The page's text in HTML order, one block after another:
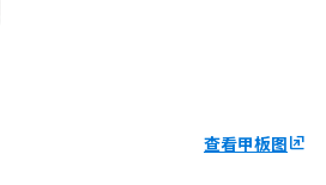
查看甲板图ungroup